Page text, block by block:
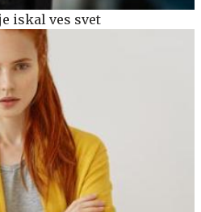
iskal ves svet